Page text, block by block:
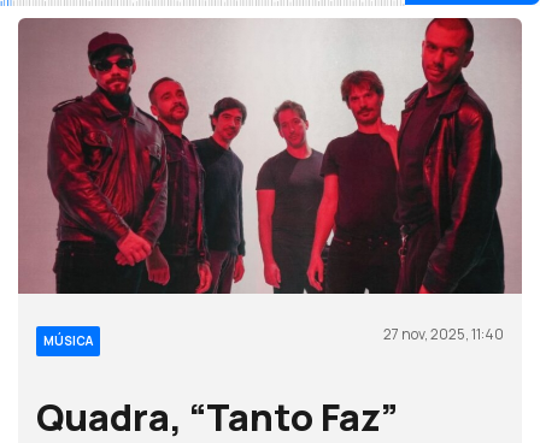
MÚSICA 27 nov, 2025, 11:40
Quadra, “Tanto Faz”